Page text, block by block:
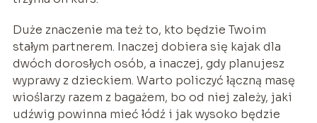
Duże znaczenie ma też to, kto będzie Twoim
stałym partnerem. Inaczej dobiera się kajak dla
dwóch dorosłych osób, a inaczej, gdy planujesz
wyprawy z dzieckiem. Warto policzyć łączną masę
wioślarzy razem z bagażem, bo od niej zależy, jaki
udźwig powinna mieć łódź i jak wysoko będzie